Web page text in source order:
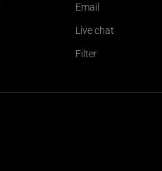
Email
Live chat
Filter